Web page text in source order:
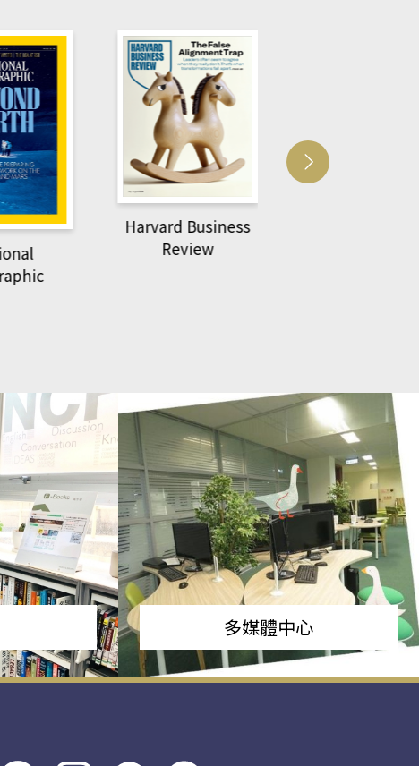
Harvard Business
Review
多媒體中心